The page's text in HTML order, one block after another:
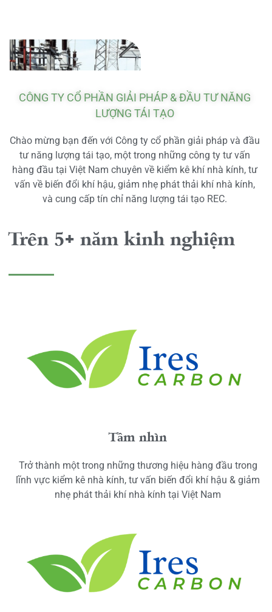
CÔNG TY CỔ PHẦN GIẢI PHÁP & ĐẦU TƯ NĂNG
LƯỢNG TÁI TẠO
Chào mừng bạn đến với Công ty cổ phần giải pháp và đầu
tư năng lượng tái tạo, một trong những công ty tư vấn
hàng đầu tại Việt Nam chuyên về kiểm kê khí nhà kính, tư
vấn về biến đổi khí hậu, giảm nhẹ phát thải khí nhà kính,
và cung cấp tín chỉ năng lượng tái tạo REC.
Trên 5+ năm kinh nghiệm
Tầm nhìn
Trở thành một trong những thương hiệu hàng đầu trong
lĩnh vực kiểm kê nhà kính, tư vấn biến đổi khí hậu & giảm
nhẹ phát thải khí nhà kính tại Việt Nam